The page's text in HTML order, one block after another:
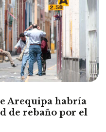
Arequipa habría
de rebaño por el